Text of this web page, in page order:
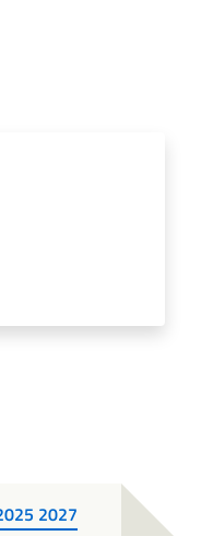
2027